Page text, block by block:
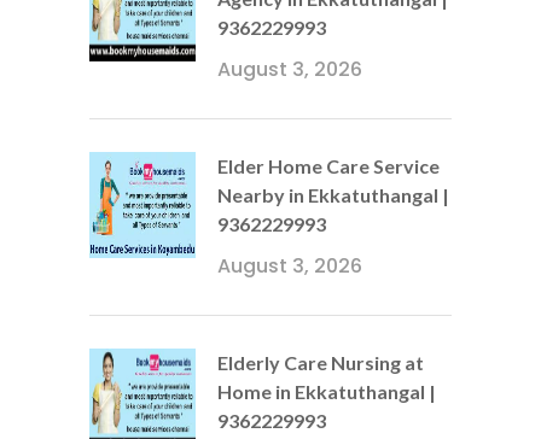
9362229993
August 3, 2026
Elder Home Care Service
Nearby in Ekkatuthangal |
9362229993
August 3, 2026
Elderly Care Nursing at
Home in Ekkatuthangal |
9362229993